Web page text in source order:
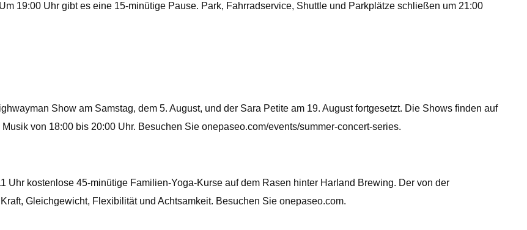
19:00 Uhr gibt es eine 15-minütige Pause. Park, Fahrradservice, Shuttle und Parkplätze schließen um 21:00
Show am Samstag, dem 5. August, und der Sara Petite am 19. August fortgesetzt. Die Shows finden auf
von 18:00 bis 20:00 Uhr. Besuchen Sie onepaseo.com/events/summer-concert-series.
Uhr kostenlose 45-minütige Familien-Yoga-Kurse auf dem Rasen hinter Harland Brewing. Der von der
Gleichgewicht, Flexibilität und Achtsamkeit. Besuchen Sie onepaseo.com.